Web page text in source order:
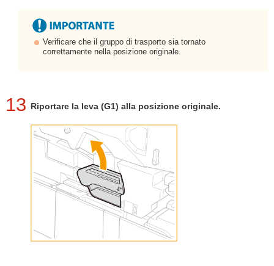
Verificare che il gruppo di trasporto sia tornato
correttamente nella posizione originale.
13 Riportare la leva (G1) alla posizione originale.